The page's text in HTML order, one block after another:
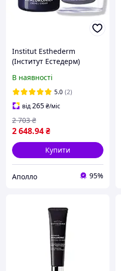
Institut Esthederm
(Інститут Естедерм)
Cream Recharge 50 мл
антивіковий крем з
гіалуроновою кислотою
В наявності
5.0 (2)
від265₴/міс
2 648.94₴
2 703 ₴
Купити
Аполло 95%